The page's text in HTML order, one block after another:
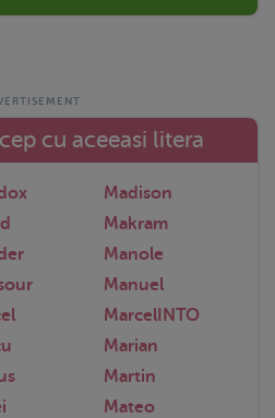
cu aceeasi litera
Madison
Makram
Manole
Manuel
MarcelINTO
Marian
Martin
Mateo